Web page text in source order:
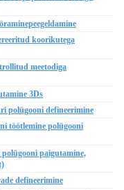
koorikutega
meetodiga
3Ds
polügooni defineerimine
töötlemine polügooni
paigutamine,
defineerimine